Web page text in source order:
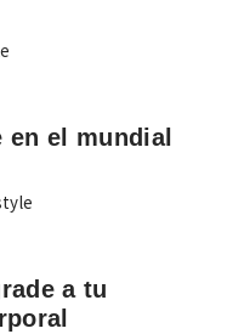
en el mundial
a tu